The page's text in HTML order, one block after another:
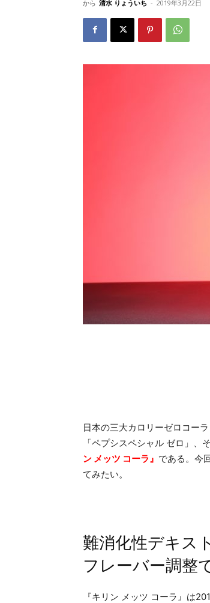
から 清水 りょういち - 2019年3月22日
日本の三大カロリーゼロコー
「ペプシスペシャル ゼロ」
ン メッツ コーラ』 である。今
てみたい。
難消化性デキス
フレーバー調整
『キリン メッツ コーラ』は